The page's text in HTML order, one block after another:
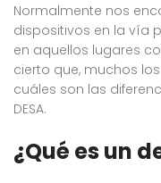
Normalmente nos
dispositivos en la vía
en aquellos lugares
cierto que, muchos
cuáles son las
DESA.
¿Qué es un